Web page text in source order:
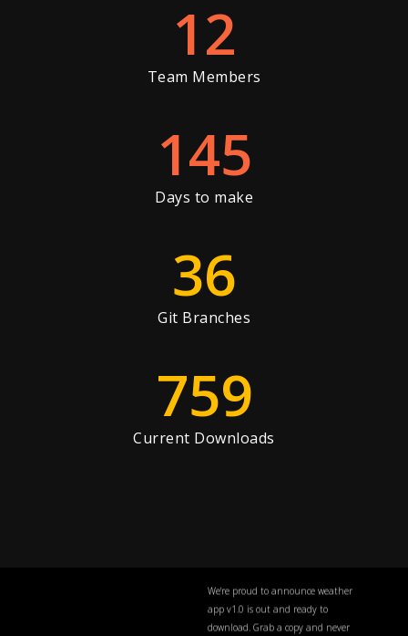
12
Team Members
145
Days to make
36
Git Branches
759
Current Downloads
We're proud to announce weather
app v1.0 is out and ready to
download. Grab a copy and never